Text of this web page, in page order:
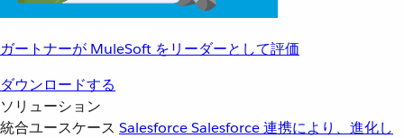
ガートナーが MuleSoft をリーダーとして評価
ダウンロードする
ソリューション
統合ユースケース SalesforceSalesforce 連携により、進化し